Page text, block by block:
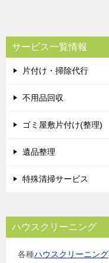
サービス一覧情報
片付け・掃除代行
不用品回収
ゴミ屋敷片付け(整理)
遺品整理
特殊清掃サービス
ハウスクリーニング
各種ハウスクリーニング